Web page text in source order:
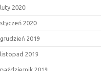
luty 2020
styczeń 2020
grudzień 2019
listopad 2019
październik 2019